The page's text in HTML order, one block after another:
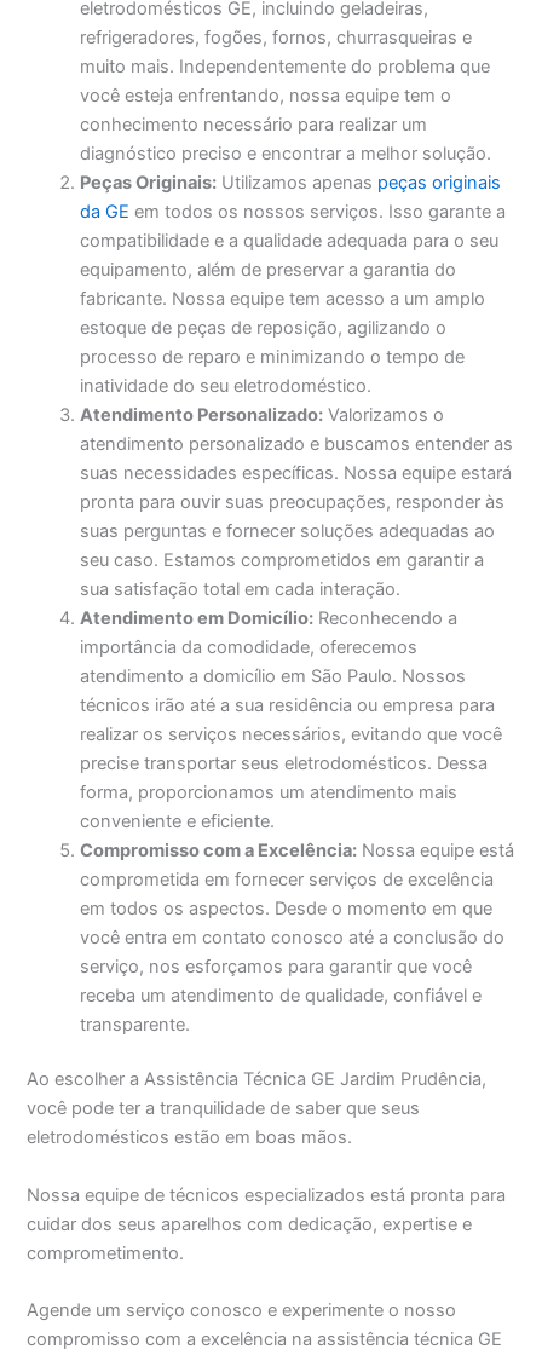
eletrodomésticos GE, incluindo geladeiras,
refrigeradores, fogões, fornos, churrasqueiras e
muito mais. Independentemente do problema que
você esteja enfrentando, nossa equipe tem o
conhecimento necessário para realizar um
diagnóstico preciso e encontrar a melhor solução.
Peças Originais: Utilizamos apenas peças originais
da GE em todos os nossos serviços. Isso garante a
compatibilidade e a qualidade adequada para o seu
equipamento, além de preservar a garantia do
fabricante. Nossa equipe tem acesso a um amplo
estoque de peças de reposição, agilizando o
processo de reparo e minimizando o tempo de
inatividade do seu eletrodoméstico.
Atendimento Personalizado: Valorizamos o
atendimento personalizado e buscamos entender as
suas necessidades específicas. Nossa equipe estará
pronta para ouvir suas preocupações, responder às
suas perguntas e fornecer soluções adequadas ao
seu caso. Estamos comprometidos em garantir a
sua satisfação total em cada interação.
Atendimento em Domicílio: Reconhecendo a
importância da comodidade, oferecemos
atendimento a domicílio em São Paulo. Nossos
técnicos irão até a sua residência ou empresa para
realizar os serviços necessários, evitando que você
precise transportar seus eletrodomésticos. Dessa
forma, proporcionamos um atendimento mais
conveniente e eficiente.
Compromisso com a Excelência: Nossa equipe está
comprometida em fornecer serviços de excelência
em todos os aspectos. Desde o momento em que
você entra em contato conosco até a conclusão do
serviço, nos esforçamos para garantir que você
receba um atendimento de qualidade, confiável e
transparente.
Ao escolher a Assistência Técnica GE Jardim Prudência,
você pode ter a tranquilidade de saber que seus
eletrodomésticos estão em boas mãos.
Nossa equipe de técnicos especializados está pronta para
cuidar dos seus aparelhos com dedicação, expertise e
comprometimento.
Agende um serviço conosco e experimente o nosso
compromisso com a excelência na assistência técnica GE